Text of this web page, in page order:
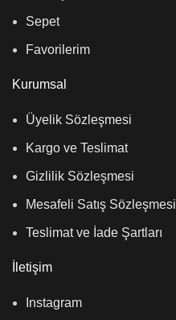
Sepet
Favorilerim
Kurumsal
Üyelik Sözleşmesi
Kargo ve Teslimat
Gizlilik Sözleşmesi
Mesafeli Satış Sözleşmesi
Teslimat ve İade Şartları
İletişim
Instagram